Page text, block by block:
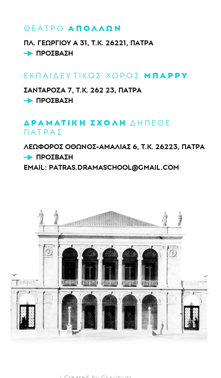
ΘΕΑΤΡΟΑΠΟΛΛΩΝ
ΠΛ. ΓΕΩΡΓΙΟΥ Α 31, Τ.Κ. 26221, ΠΑΤΡΑ
ΠΡΌΣΒΑΣΗ
ΕΚΠΑΙΔΕΥΤΙΚΟΣ ΧΩΡΟΣ ΜΠΑΡΡΥ
ΣΑΝΤΑΡΟΖΑ 7, Τ.Κ. 262 23, ΠΑΤΡΑ
ΠΡΌΣΒΑΣΗ
ΔΡΑΜΑΤΙΚΗ ΣΧΟΛΗ ΔΗΠΕΘΕ
ΠΑΤΡΑΣ
ΛΕΩΦΟΡΟΣ ΟΘΩΝΟΣ-ΑΜΑΛΙΑΣ 6, Τ.Κ. 26223, ΠΑΤΡΑ
ΠΡΌΣΒΑΣΗ
EMAIL: PATRAS.DRAMASCHOOL@GMAIL.COM